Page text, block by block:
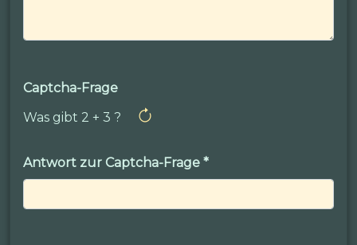
Captcha-Frage
Was gibt 2 + 3 ?
Antwort zur Captcha-Frage *